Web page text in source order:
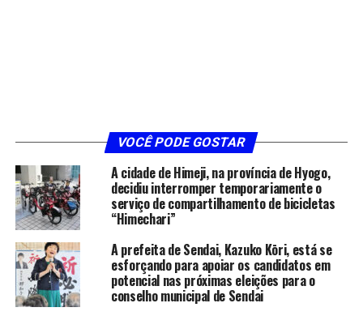
VOCÊ PODE GOSTAR
A cidade de Himeji, na província de Hyogo,
decidiu interromper temporariamente o
serviço de compartilhamento de bicicletas
“Himechari”
A prefeita de Sendai, Kazuko Kōri, está se
esforçando para apoiar os candidatos em
potencial nas próximas eleições para o
conselho municipal de Sendai